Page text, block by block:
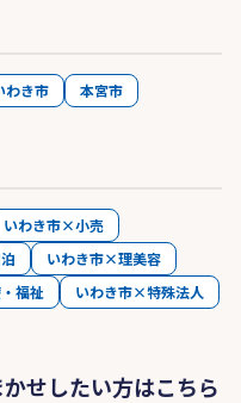
わき市 本宮市
いわき市×小売
いわき市×理美容
福祉 いわき市×特殊法人
せしたい方はこちら